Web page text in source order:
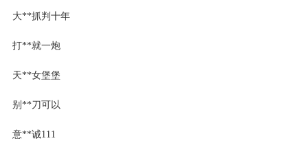
大**抓判十年
打**就一炮
天**女堡堡
别**刀可以
意**诚111